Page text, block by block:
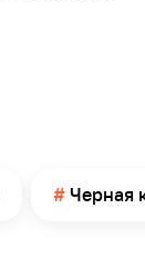
Черная